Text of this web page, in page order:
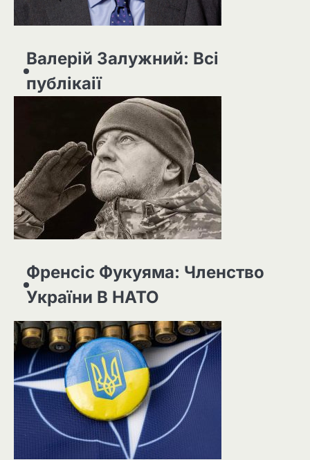
Валерій Залужний: Всі
публікаії
Френсіс Фукуяма: Членство
України В НАТО